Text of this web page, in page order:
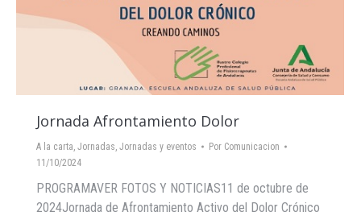
Jornada Afrontamiento Dolor
A la carta, Jornadas, Jornadas y eventos Por Comunicacion
11/10/2024
PROGRAMAVER FOTOS Y NOTICIAS11 de octubre de
2024Jornada de Afrontamiento Activo del Dolor Crónico